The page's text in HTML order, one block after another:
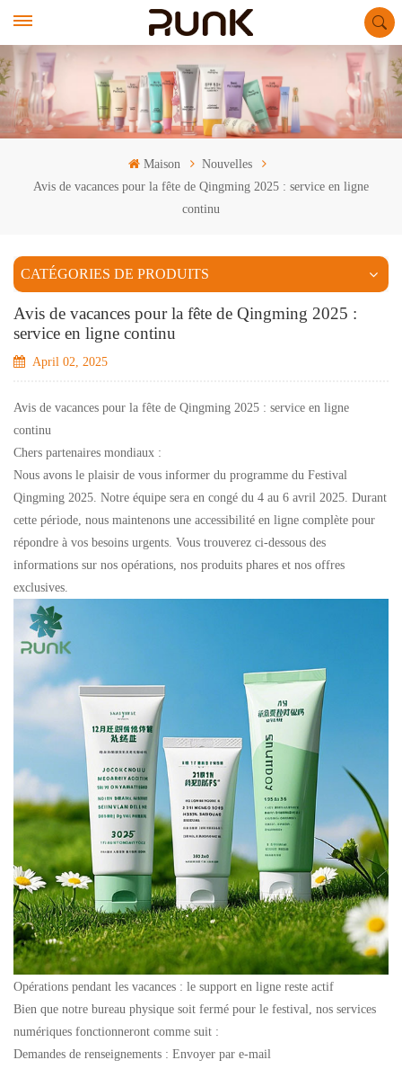
Maison
Nouvelles
Avis de vacances pour la fête de Qingming 2025 : service en ligne
continu
CATÉGORIES DE PRODUITS
Avis de vacances pour la fête de Qingming 2025 :
service en ligne continu
April 02, 2025
Avis de vacances pour la fête de Qingming 2025 : service en ligne
continu
Chers partenaires mondiaux :
Nous avons le plaisir de vous informer du programme du Festival
Qingming 2025. Notre équipe sera en congé du 4 au 6 avril 2025. Durant
cette période, nous maintenons une accessibilité en ligne complète pour
répondre à vos besoins urgents. Vous trouverez ci-dessous des
informations sur nos opérations, nos produits phares et nos offres
exclusives.
Opérations pendant les vacances : le support en ligne reste actif
Bien que notre bureau physique soit fermé pour le festival, nos services
numériques fonctionneront comme suit :
Demandes de renseignements : Envoyer par e-mail